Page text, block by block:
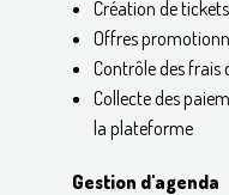
Création de tickets
Offres
Contrôle des frais
Collecte des
la plateforme
Gestion d'agenda